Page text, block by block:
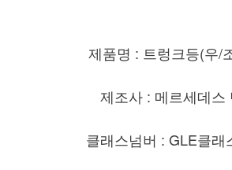
제품명 : 트렁크등(우/
제조사 : 메르세데스
클래스넘버 : GLE클래